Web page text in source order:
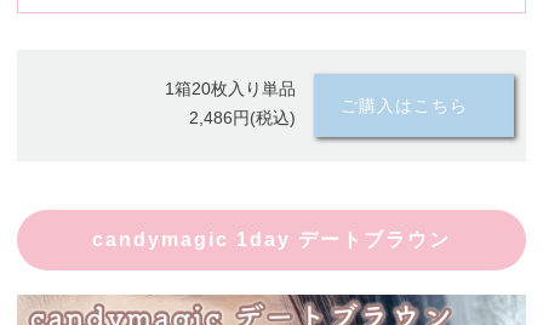
1箱20枚入り単品
2,486円(税込)
ご購入はこちら
candymagic 1day デートブラウン